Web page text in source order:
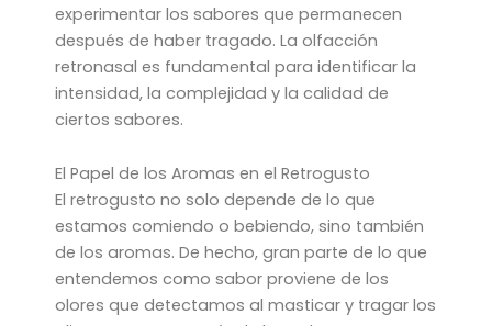
experimentar los sabores que permanecen
después de haber tragado. La olfacción
retronasal es fundamental para identificar la
intensidad, la complejidad y la calidad de
ciertos sabores.
El Papel de los Aromas en el Retrogusto
El retrogusto no solo depende de lo que
estamos comiendo o bebiendo, sino también
de los aromas. De hecho, gran parte de lo que
entendemos como sabor proviene de los
olores que detectamos al masticar y tragar los